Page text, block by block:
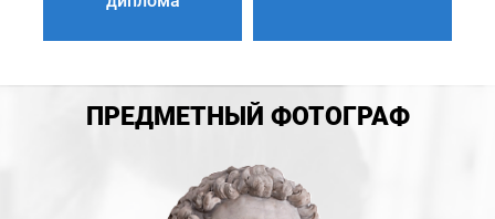
ПРЕДМЕТНЫЙ ФОТОГРАФ